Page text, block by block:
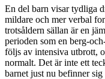
En del barn visar tydliga
mildare och mer verbal
trotsåldern sällan är en
perioden som en berg-
följs av intensiva utbrott,
normalt. Det är inte ett
barnet just nu befinner